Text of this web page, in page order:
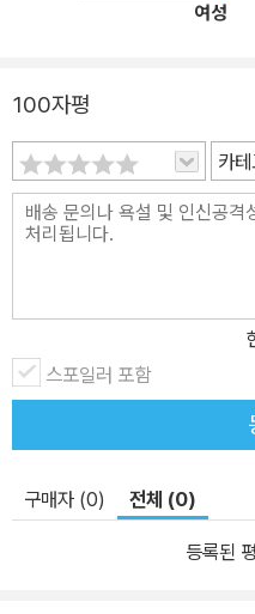
여성
100자평
카테
스포일러 포함
구매자 (0) 전체 (0)
등록된